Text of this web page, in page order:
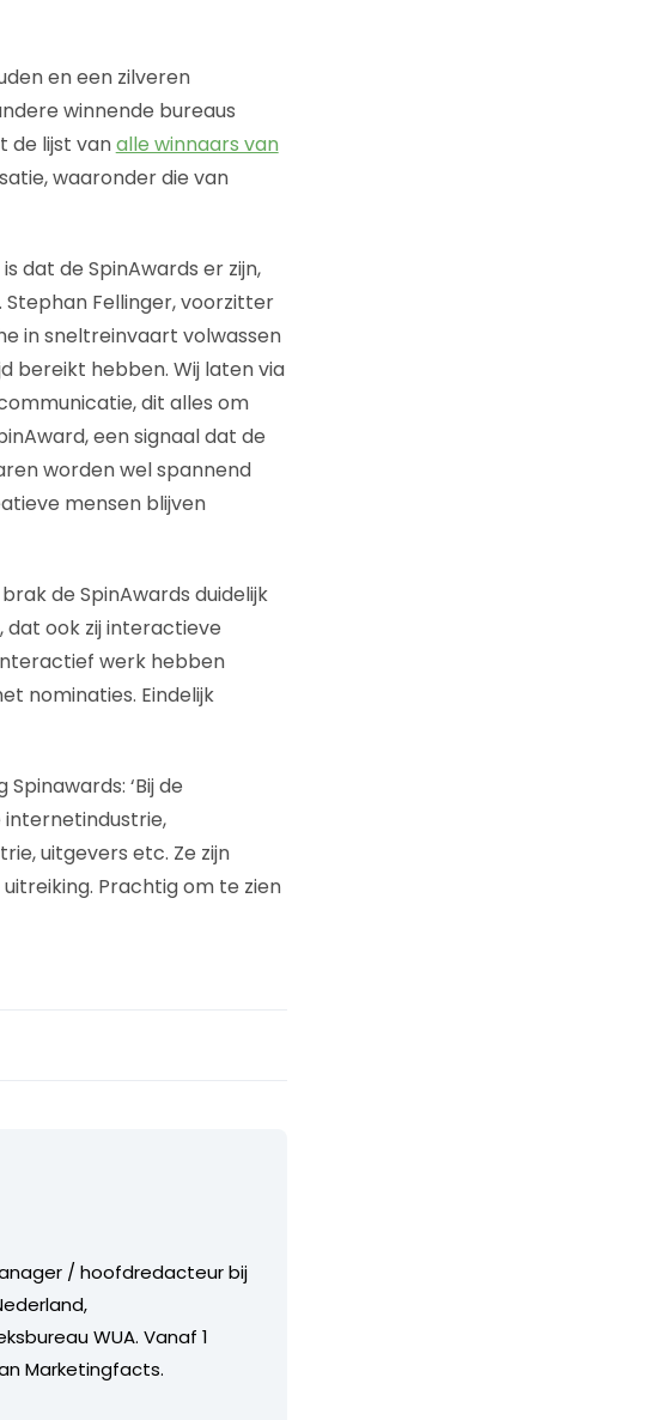
en een zilveren
winnende bureaus
de lijst vanalle winnaars van
waaronder die van
dat de SpinAwards er zijn,
Fellinger, voorzitter
in sneltreinvaart volwassen
bereikt hebben. Wij laten via
dit alles om
een signaal dat de
worden wel spannend
mensen blijven
de SpinAwards duidelijk
dat ook zij interactieve
werk hebben
nominaties. Eindelijk
‘Bij de
internetindustrie,
uitgevers etc. Ze zijn
Prachtig om te zien
/ hoofdredacteur bij
WUA. Vanaf 1
Marketingfacts.